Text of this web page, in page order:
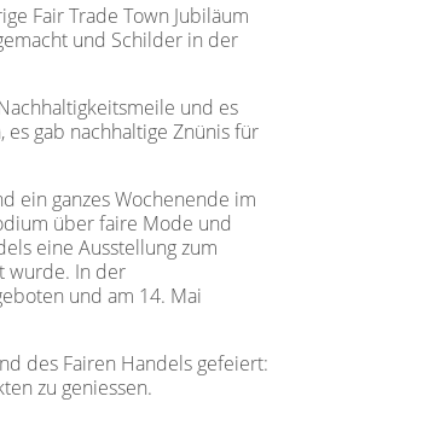
Fair Trade Town Jubiläum
und Schilder in der
und es
gab nachhaltige Znünis für
ein ganzes Wochenende im
über faire Mode und
eine Ausstellung zum
wurde. In der
und am 14. Mai
des Fairen Handels gefeiert:
zu geniessen.